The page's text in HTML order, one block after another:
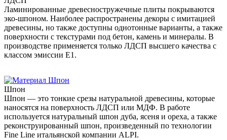
Ламинированные древесностружечные плиты покрываются
эко-шпоном. Наиболее распространены декоры с имитацией
древесины, но также доступны однотонные варианты, а также
поверхности с текстурами под бетон, камень и минералы. В
производстве применяется только ЛДСП высшего качества с
классом эмиссии Е1.
Шпон
Шпон — это тонкие срезы натуральной древесины, которые
наносятся на поверхность ЛДСП или МДФ. В работе
используется натуральный шпон дуба, ясеня и ореха, а также
реконструированный шпон, произведенный по технологии
Fine Line итальянской компании ALPI.